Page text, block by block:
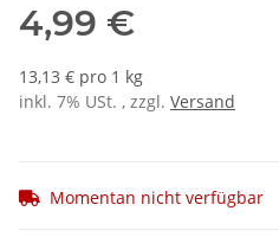
4,99 €
13,13 € pro 1 kg
inkl. 7% USt. , zzgl. Versand
Momentan nicht verfügbar